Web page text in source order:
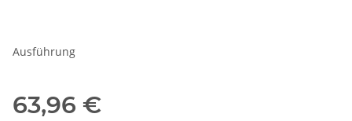
Ausführung
63,96 €